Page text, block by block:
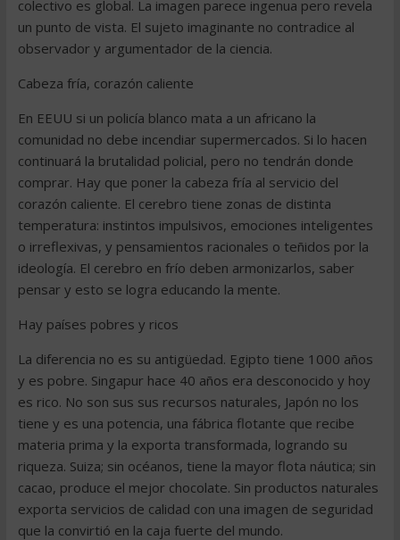
colectivo es global. La imagen parece ingenua pero revela
un punto de vista. El sujeto imaginante no contradice al
observador y argumentador de la ciencia.
Cabeza fría, corazón caliente
En EEUU si un policía blanco mata a un africano la
comunidad no debe incendiar supermercados. Si lo hacen
continuará la brutalidad policial, pero no tendrán donde
comprar. Hay que poner la cabeza fría al servicio del
corazón caliente. El cerebro tiene zonas de distinta
temperatura: instintos impulsivos, emociones inteligentes
o irreflexivas, y pensamientos racionales o teñidos por la
ideología. El cerebro en frío deben armonizarlos, saber
pensar y esto se logra educando la mente.
Hay países pobres y ricos
La diferencia no es su antigüedad. Egipto tiene 1000 años
y es pobre. Singapur hace 40 años era desconocido y hoy
es rico. No son sus sus recursos naturales, Japón no los
tiene y es una potencia, una fábrica flotante que recibe
materia prima y la exporta transformada, logrando su
riqueza. Suiza; sin océanos, tiene la mayor flota náutica; sin
cacao, produce el mejor chocolate. Sin productos naturales
exporta servicios de calidad con una imagen de seguridad
que la convirtió en la caja fuerte del mundo.